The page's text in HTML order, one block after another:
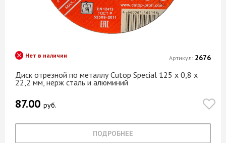
Диск отрезной по металлу Cutop Special 125 х 0,8 х
22,2 мм, нерж сталь и алюминий
Нет в наличии
87.00 руб.
ПОДРОБНЕЕ
Артикул: 2676